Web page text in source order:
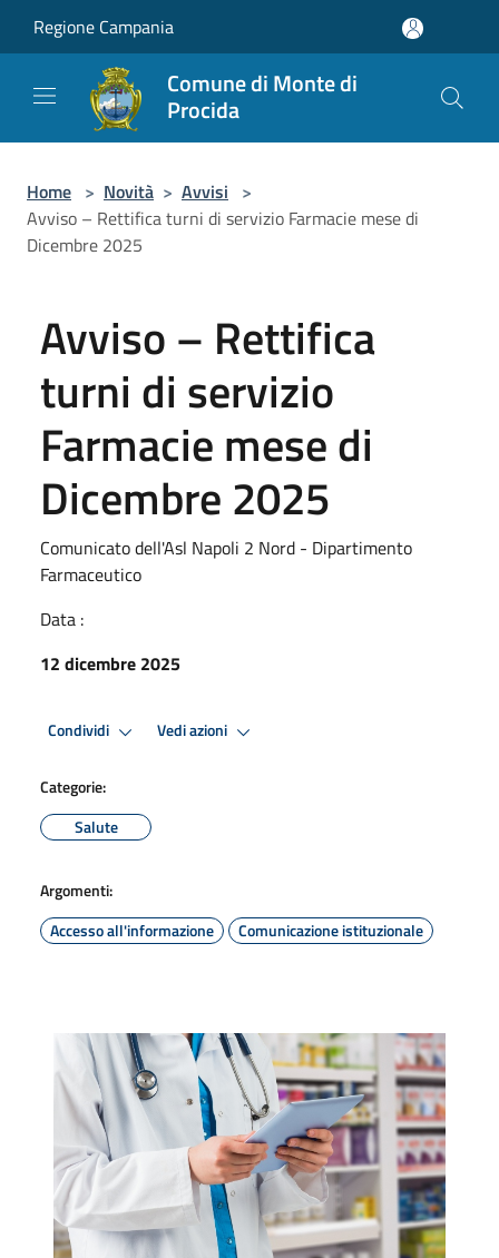
Regione Campania
Comune di Monte di
Procida
Home > Novità > Avvisi >
Avviso – Rettifica turni di servizio Farmacie mese di
Dicembre 2025
Avviso – Rettifica
turni di servizio
Farmacie mese di
Dicembre 2025
Comunicato dell'Asl Napoli 2 Nord - Dipartimento
Farmaceutico
Data :
12 dicembre 2025
Condividi Vedi azioni
Categorie:
Salute
Argomenti:
Accesso all'informazione
Comunicazione istituzionale